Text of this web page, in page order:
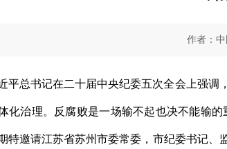
作者：
平总书记在二十届中央纪委五次全会上强
化治理。反腐败是一场输不起也决不能输
特邀请江苏省苏州市委常委，市纪委书记、